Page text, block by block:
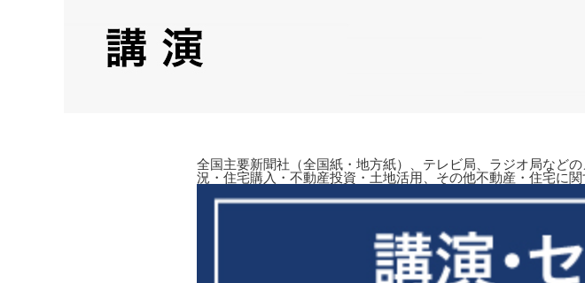
全国主要新聞社（全国紙・地方紙）、テレビ局、ラジオ局など
況・住宅購入・不動産投資・土地活用、その他不動産・住宅に